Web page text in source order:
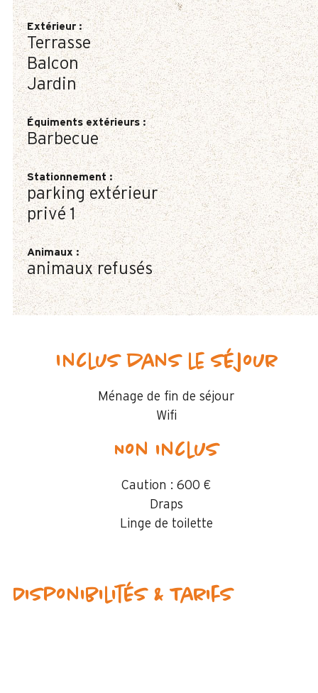
Extérieur :
Terrasse
Balcon
Jardin
Équiments extérieurs:
Barbecue
Stationnement:
parking extérieur
privé 1
Animaux:
animaux refusés
Inclus dans le séjour
Ménage de fin de séjour
Wifi
Non inclus
Caution : 600 €
Draps
Linge de toilette
Disponibilités & Tarifs